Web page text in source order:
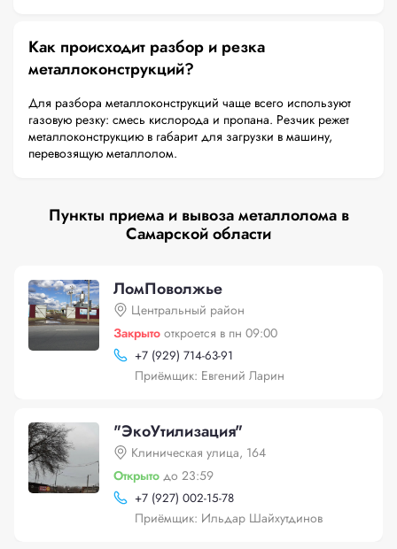
Как происходит разбор и резка
металлоконструкций?
Для разбора металлоконструкций чаще всего используют
газовую резку: смесь кислорода и пропана. Резчик режет
металлоконструкцию в габарит для загрузки в машину,
перевозящую металлолом.
Пункты приема и вывоза металлолома в
Самарской области
ЛомПоволжье
Центральный район
Закрыто откроется в пн 09:00
+7 (929) 714-63-91
Приёмщик: Евгений Ларин
"ЭкоУтилизация"
Клиническая улица, 164
Открыто до 23:59
+7 (927) 002-15-78
Приёмщик: Ильдар Шайхутдинов